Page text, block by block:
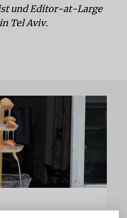
und Editor-at-Large
Tel Aviv.